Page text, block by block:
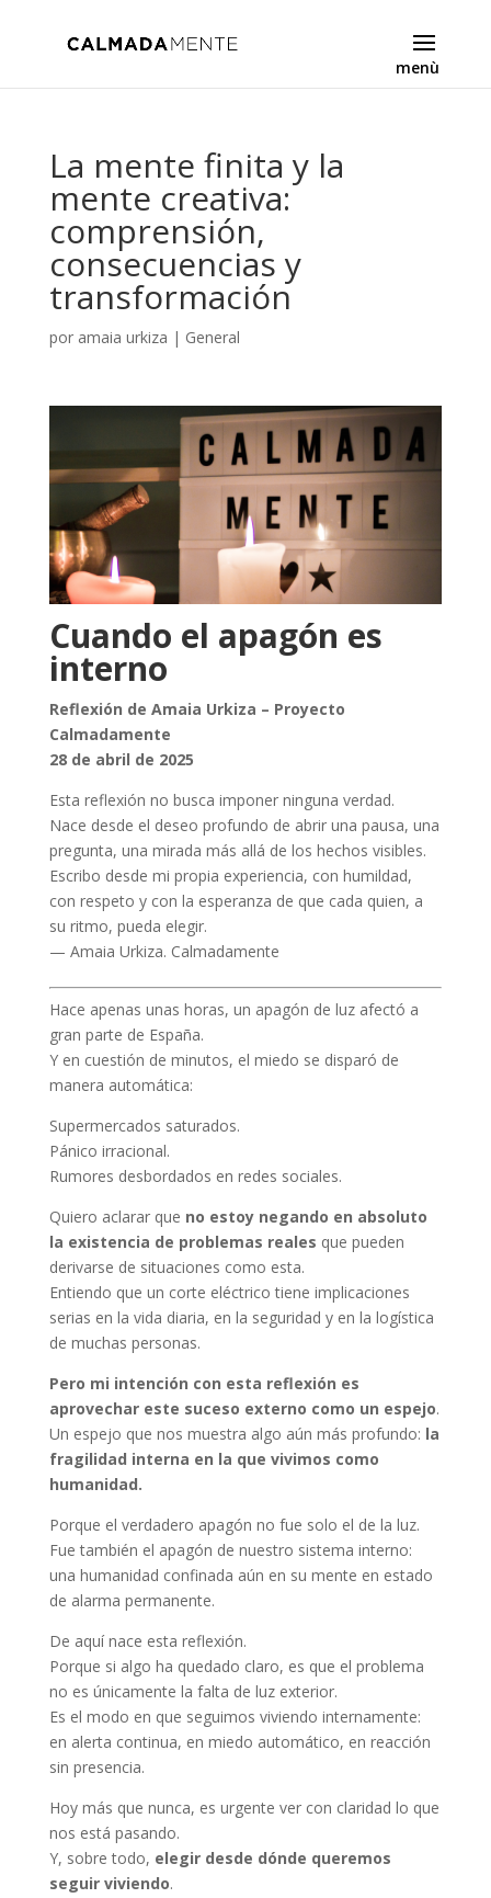
La mente finita y la
mente creativa:
comprensión,
consecuencias y
transformación
por amaia urkiza | General
Cuando el apagón es
interno
Reflexión de Amaia Urkiza – Proyecto
Calmadamente
28 de abril de 2025
Esta reflexión no busca imponer ninguna verdad.
Nace desde el deseo profundo de abrir una pausa, una
pregunta, una mirada más allá de los hechos visibles.
Escribo desde mi propia experiencia, con humildad,
con respeto y con la esperanza de que cada quien, a
su ritmo, pueda elegir.
— Amaia Urkiza. Calmadamente
Hace apenas unas horas, un apagón de luz afectó a
gran parte de España.
Y en cuestión de minutos, el miedo se disparó de
manera automática:
Supermercados saturados.
Pánico irracional.
Rumores desbordados en redes sociales.
Quiero aclarar que no estoy negando en absoluto
la existencia de problemas reales que pueden
derivarse de situaciones como esta.
Entiendo que un corte eléctrico tiene implicaciones
serias en la vida diaria, en la seguridad y en la logística
de muchas personas.
Pero mi intención con esta reflexión es
aprovechar este suceso externo como un espejo.
Un espejo que nos muestra algo aún más profundo: la
fragilidad interna en la que vivimos como
humanidad.
Porque el verdadero apagón no fue solo el de la luz.
Fue también el apagón de nuestro sistema interno:
una humanidad confinada aún en su mente en estado
de alarma permanente.
De aquí nace esta reflexión.
Porque si algo ha quedado claro, es que el problema
no es únicamente la falta de luz exterior.
Es el modo en que seguimos viviendo internamente:
en alerta continua, en miedo automático, en reacción
sin presencia.
Hoy más que nunca, es urgente ver con claridad lo que
nos está pasando.
Y, sobre todo, elegir desde dónde queremos
seguir viviendo.